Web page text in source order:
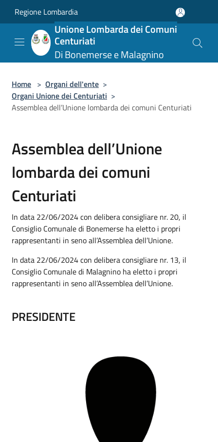
Regione Lombardia
Unione Lombarda dei Comuni
Centuriati
Di Bonemerse e Malagnino
Home > Organi dell'ente >
Organi Unione dei Centuriati >
Assemblea dell’Unione lombarda dei comuni Centuriati
Assemblea dell’Unione
lombarda dei comuni
Centuriati
In data 22/06/2024 con delibera consigliare nr. 20, il
Consiglio Comunale di Bonemerse ha eletto i propri
rappresentanti in seno all’Assemblea dell’Unione.
In data 22/06/2024 con delibera consigliare nr. 13, il
Consiglio Comunale di Malagnino ha eletto i propri
rappresentanti in seno all’Assemblea dell’Unione.
PRESIDENTE